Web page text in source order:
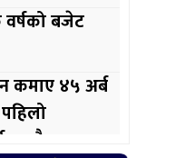
वर्षको बजेट
कमाए ४५ अर्ब
बन्दै